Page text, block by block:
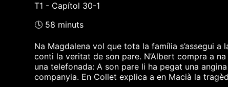
T1 - Capítol 30-1
🕓 58 minuts
Na Magdalena vol que tota la família s’assegui
conti la veritat de son pare. N’Albert compra a
una telefonada: A son pare li ha pegat una
companyia. En Collet explica a en Macià la